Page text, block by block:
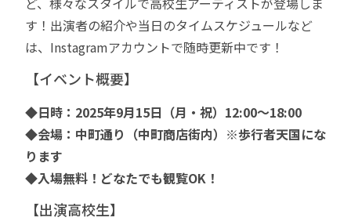
す！出演者の紹介や当日のタイムスケジュールなど
は、 Instagramアカウントで随時更新中です！
【イベント概要】
◆日時：2025年9月15日（月・祝）12:00〜18:00
◆会場：中町通り（中町商店街内）※歩行者天国にな
ります
◆入場無料！どなたでも観覧OK！
【出演高校生】